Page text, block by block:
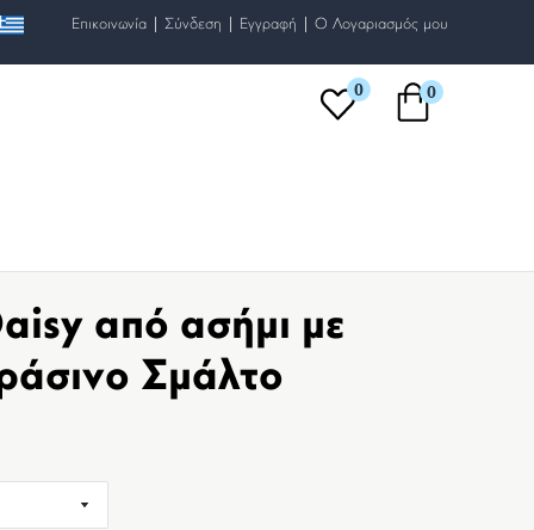
Επικοινωνία | Σύνδεση | Εγγραφή | O Λογαριασμός μου
0 0
από ασήμι με
Σμάλτο